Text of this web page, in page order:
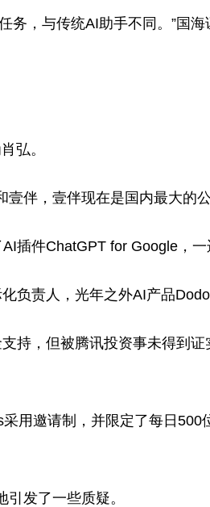
务，与传统AI助手不同。”国
弘。
伴，壹伴现在是国内最大的
插件ChatGPT for Google，一
负责人，光年之外AI产品
持，但被腾讯投资事未得到证
用邀请制，并限定了每日500
发了一些质疑。